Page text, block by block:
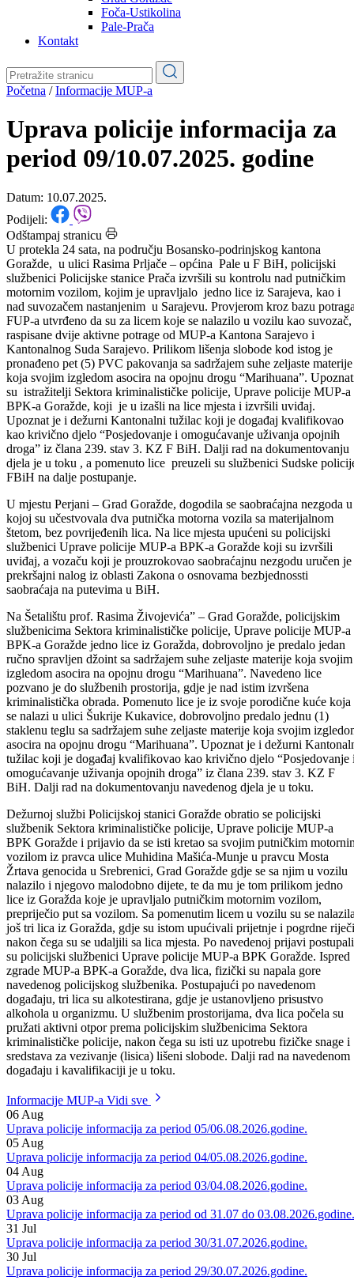
Općine
Pale-Prača
Kontakt
Početna/Informacije MUP-a
Uprava policije informacija za
period 09/10.07.2025. godine
Datum: 10.07.2025.
Podijeli:
Odštampaj stranicu
U protekla 24 sata, na području Bosansko-podrinjskog kantona
Goražde, u ulici Rasima Prljače – općina Pale u F BiH, policijski
službenici Policijske stanice Prača izvršili su kontrolu nad putničkim
motornim vozilom, kojim je upravljalo jedno lice iz Sarajeva, kao i
nad suvozačem nastanjenim u Sarajevu. Provjerom kroz bazu
FUP-a utvrđeno da su za licem koje se nalazilo u vozilu kao suvozač,
raspisane dvije aktivne potrage od MUP-a Kantona Sarajevo i
Kantonalnog Suda Sarajevo. Prilikom lišenja slobode kod istog je
pronađeno pet (5) PVC pakovanja sa sadržajem suhe zeljaste materije
koja svojim izgledom asocira na opojnu drogu “Marihuana”.
su istražitelji Sektora kriminalističke policije, Uprave policije MUP-a
BPK-a Goražde, koji je u izašli na lice mjesta i izvršili uviđaj.
Upoznat je i dežurni Kantonalni tužilac koji je događaj kvalifikovao
kao krivično djelo “Posjedovanje i omogućavanje uživanja opojnih
djela je u toku , a pomenuto lice preuzeli su službenici Sudske
FBiH na dalje postupanje.
U mjestu Perjani – Grad Goražde, dogodila se saobraćajna nezgoda u
kojoj su učestvovala dva putnička motorna vozila sa materijalnom
štetom, bez povrijeđenih lica. Na lice mjesta upućeni su policijski
službenici Uprave policije MUP-a BPK-a Goražde koji su izvršili
prekršajni nalog iz oblasti Zakona o osnovama bezbjednossti
saobraćaja na putevima u BiH.
Na Šetalištu prof. Rasima Živojevića” – Grad Goražde, policijskim
službenicima Sektora kriminalističke policije, Uprave policije MUP-a
BPK-a Goražde jedno lice iz Goražda, dobrovoljno je predalo jedan
ručno spravljen džoint sa sadržajem suhe zeljaste materije koja svojim
izgledom asocira na opojnu drogu “Marihuana”. Navedeno lice
pozvano je do službenih prostorija, gdje je nad istim izvršena
kriminalistička obrada. Pomenuto lice je iz svoje porodične kuće koja
se nalazi u ulici Šukrije Kukavice, dobrovoljno predalo jednu (1)
staklenu teglu sa sadržajem suhe zeljaste materije koja svojim
asocira na opojnu drogu “Marihuana”. Upoznat je i dežurni
omogućavanje uživanja opojnih droga” iz člana 239. stav 3. KZ F
BiH. Dalji rad na dokumentovanju navedenog djela je u toku.
Dežurnoj službi Policijskoj stanici Goražde obratio se policijski
službenik Sektora kriminalističke policije, Uprave policije MUP-a
BPK Goražde i prijavio da se isti kretao sa svojim putničkim
vozilom iz pravca ulice Muhidina Mašića-Munje u pravcu Mosta
Žrtava genocida u Srebrenici, Grad Goražde gdje se sa njim u vozilu
nalazilo i njegovo malodobno dijete, te da mu je tom prilikom jedno
lice iz Goražda koje je upravljalo putničkim motornim vozilom,
prepriječio put sa vozilom. Sa pomenutim licem u vozilu su se
još tri lica iz Goražda, gdje su istom upućivali prijetnje i pogrdne
nakon čega su se udaljili sa lica mjesta. Po navedenoj prijavi postupali
su policijski službenici Uprave policije MUP-a BPK Goražde. Ispred
zgrade MUP-a BPK-a Goražde, dva lica, fizički su napala gore
navedenog policijskog službenika. Postupajući po navedenom
događaju, tri lica su alkotestirana, gdje je ustanovljeno prisustvo
alkohola u organizmu. U službenim prostorijama, dva lica počela su
pružati aktivni otpor prema policijskim službenicima Sektora
sredstava za vezivanje (lisica) lišeni slobode. Dalji rad na navedenom
događaju i kavalifikaciji je u toku.
Informacije MUP-a
06Aug
Uprava policije informacija za period 05/06.08.2026.godine.
05Aug
Uprava policije informacija za period 04/05.08.2026.godine.
04Aug
Uprava policije informacija za period 03/04.08.2026.godine.
03Aug
Uprava policije informacija za period od 31.07 do 03.08.2026.godine.
31 Jul